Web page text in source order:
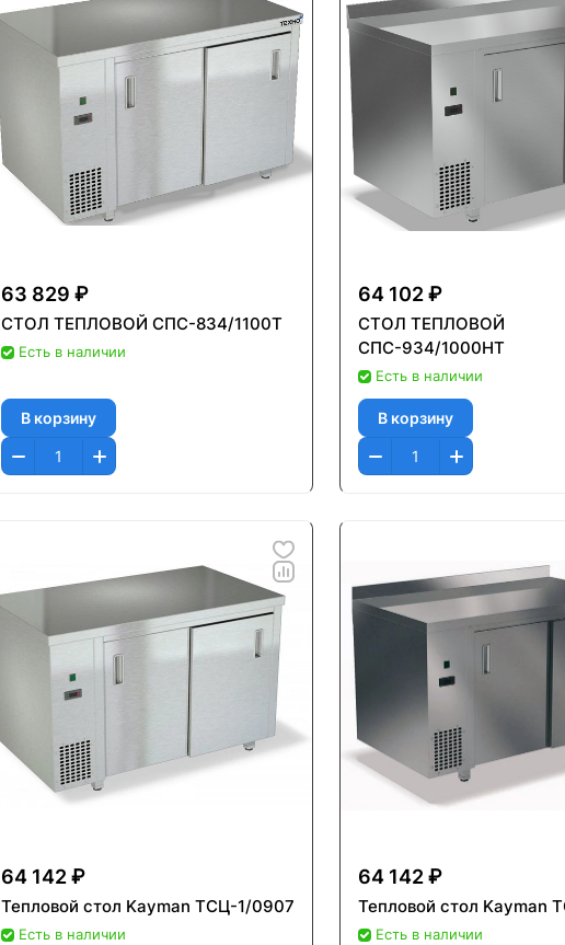
63 829 ₽
СТОЛ ТЕПЛОВОЙ СПС-834/1100Т
Есть в наличии
В корзину
64 102 ₽
СТОЛ ТЕПЛОВОЙ
СПС-934/1000НТ
Есть в наличии
В корзину
64 142 ₽
Тепловой стол Kayman ТСЦ-1/0907
Есть в наличии
64 142 ₽
Тепловой стол Kayman
Есть в наличии